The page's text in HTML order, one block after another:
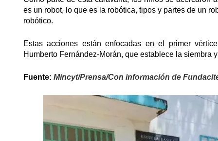
es un robot, lo que es la robótica, tipos y partes de un
robótico.
Estas acciones están enfocadas en el primer
Humberto Fernández-Morán, que establece la siembra
Fuente: Mincyt/Prensa/Con información de